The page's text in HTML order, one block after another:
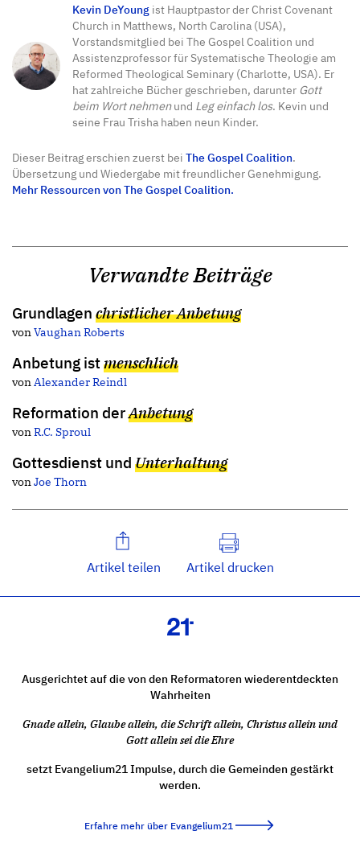
Kevin DeYoung ist Hauptpastor der Christ Covenant
Church in Matthews, North Carolina (USA),
Vorstandsmitglied bei The Gospel Coalition und
Assistenzprofessor für Systematische Theologie am
Reformed Theological Seminary (Charlotte, USA). Er
hat zahlreiche Bücher geschrieben, darunter Gott
beim Wort nehmenund Leg einfach los. Kevin und
seine Frau Trisha haben neun Kinder.
Dieser Beitrag erschien zuerst bei The Gospel Coalition.
Übersetzung und Wiedergabe mit freundlicher Genehmigung.
Mehr Ressourcen von The Gospel Coalition.
Verwandte Beiträge
Grundlagen christlicher Anbetung
von Vaughan Roberts
Anbetung istmenschlich
von Alexander Reindl
Reformation derAnbetung
von R.C. Sproul
Gottesdienst und Unterhaltung
von Joe Thorn
Artikel teilen Artikel drucken
Ausgerichtet auf die von den Reformatoren wiederentdeckten
Wahrheiten
Gnade allein, Glaube allein, die Schrift allein, Christus allein und
Gott allein sei die Ehre
setzt Evangelium21 Impulse, durch die Gemeinden gestärkt
werden.
Erfahre mehr über Evangelium21